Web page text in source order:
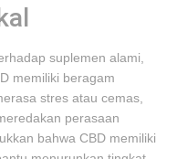
suplemen alami,
memiliki beragam
stres atau cemas,
perasaan
bahwa CBD memiliki